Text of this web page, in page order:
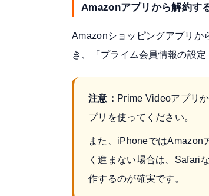
Amazonアプリから解約す
Amazonショッピングアプリか
き、「プライム会員情報の設
注意： Prime Videoアプリ
プリを使ってください。
また、iPhoneではAmazon
く進まない場合は、Safari
作するのが確実です。